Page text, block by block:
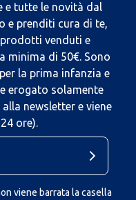
e tutte le novità dal
e prenditi cura di te,
venduti e
minima di 50€. Sono
la prima infanzia e
erogato solamente
newsletter e viene
ore).
viene barrata la casella